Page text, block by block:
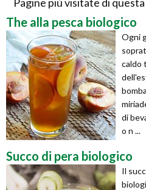
The alla pesca biologico
Ogni
caldo
di
o n ...
Succo di pera biologico
Il